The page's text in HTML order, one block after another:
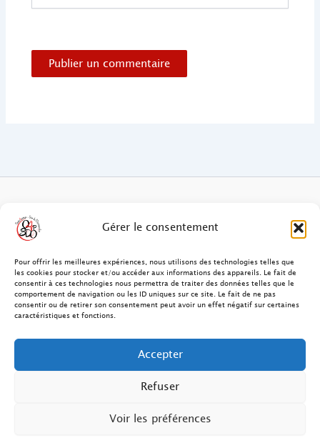
Gérer le consentement
Pour offrir les meilleures expériences, nous utilisons des technologies telles que
les cookies pour stocker et/ou accéder aux informations des appareils. Le fait de
consentir à ces technologies nous permettra de traiter des données telles que le
comportement de navigation ou les ID uniques sur ce site. Le fait de ne pas
consentir ou de retirer son consentement peut avoir un effet négatif sur certaines
caractéristiques et fonctions.
Accepter
Refuser
Voir les préférences
Contact
FAQ Ostéopathie Humaine
Mentions Légales